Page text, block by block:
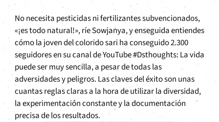
No necesita pesticidas ni fertilizantes subvencionados,
«¡es todo natural!», ríe Sowjanya, y enseguida entiendes
cómo la joven del colorido sari ha conseguido 2.300
seguidores en su canal de YouTube #Dsthoughts: La vida
puede ser muy sencilla, a pesar de todas las
adversidades y peligros. Las claves del éxito son unas
cuantas reglas claras a la hora de utilizar la diversidad,
la experimentación constante y la documentación
precisa de los resultados.